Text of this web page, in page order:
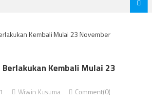
Berlakukan Kembali Mulai 23
Wiwin Kusuma Comment(0)